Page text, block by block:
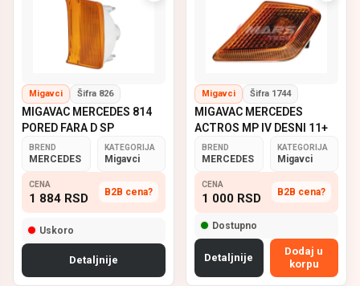
Migavci Šifra 826
MIGAVAC MERCEDES 814
PORED FARA D SP
BREND
MERCEDES
KATEGORIJA
Migavci
CENA
1 884 RSD B2B cena?
Uskoro
Detaljnije
Migavci Šifra 1744
MIGAVAC MERCEDES
ACTROS MP IV DESNI 11+
BREND
MERCEDES
KATEGORIJA
Migavci
CENA
1 000 RSD B2B cena?
Dostupno
Detaljnije
Dodaj u
korpu